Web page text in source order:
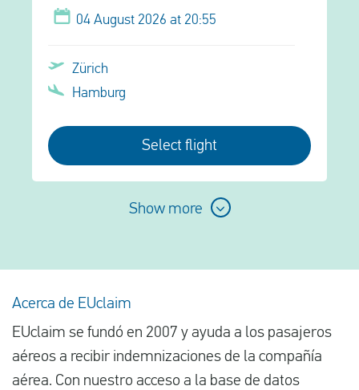
04 August 2026 at 20:55
Zürich
Hamburg
Select flight
Show more
Acerca de EUclaim
EUclaim se fundó en 2007 y ayuda a los pasajeros
aéreos a recibir indemnizaciones de la compañía
aérea. Con nuestro acceso a la base de datos